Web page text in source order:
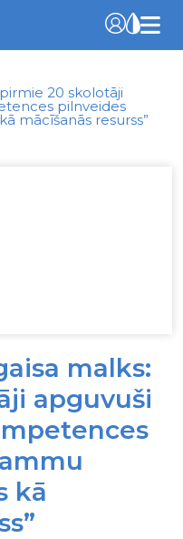
20 skolotāji
pilnveides
mācīšanās resurss”
malks:
apguvuši
kā